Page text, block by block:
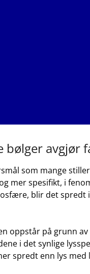
⁣bølger avgjør
som mange
mer spesifikt,​ i
blir det spredt
oppstår⁢ på grunn
i det synlige
spredt enn lys